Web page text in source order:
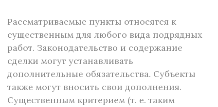
Рассматриваемые пункты относятся к
существенным для любого вида подрядных
работ. Законодательство и содержание
сделки могут устанавливать
дополнительные обязательства. Субъекты
также могут вносить свои дополнения.
Существенным критерием (т. е. таким